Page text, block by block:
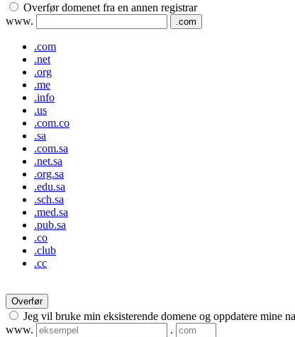
Overfør domenet fra en annen registrar
www.
.com
.com
.net
.org
.me
.info
.us
.com.co
.sa
.com.sa
.net.sa
.org.sa
.edu.sa
.sch.sa
.med.sa
.pub.sa
.co
.club
.cc
Overfør
Jeg vil bruke min eksisterende domene og oppdatere mine
www.
.